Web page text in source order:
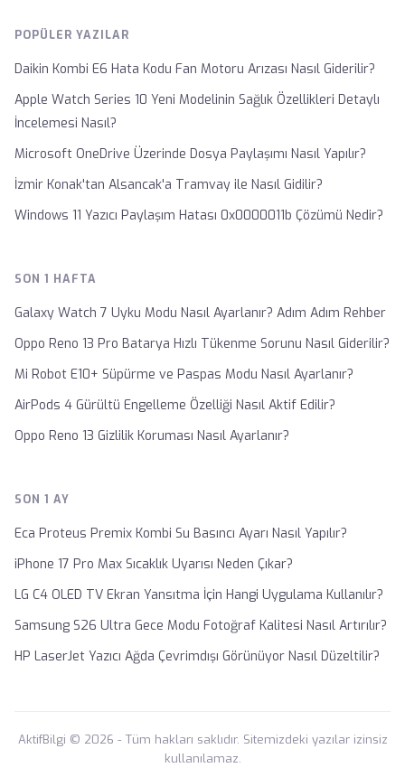
POPÜLER YAZILAR
Daikin Kombi E6 Hata Kodu Fan Motoru Arızası Nasıl Giderilir?
Apple Watch Series 10 Yeni Modelinin Sağlık Özellikleri Detaylı
İncelemesi Nasıl?
Microsoft OneDrive Üzerinde Dosya Paylaşımı Nasıl Yapılır?
İzmir Konak'tan Alsancak'a Tramvay ile Nasıl Gidilir?
Windows 11 Yazıcı Paylaşım Hatası 0x0000011b Çözümü Nedir?
SON 1 HAFTA
Galaxy Watch 7 Uyku Modu Nasıl Ayarlanır? Adım Adım Rehber
Oppo Reno 13 Pro Batarya Hızlı Tükenme Sorunu Nasıl Giderilir?
Mi Robot E10+ Süpürme ve Paspas Modu Nasıl Ayarlanır?
AirPods 4 Gürültü Engelleme Özelliği Nasıl Aktif Edilir?
Oppo Reno 13 Gizlilik Koruması Nasıl Ayarlanır?
SON 1 AY
Eca Proteus Premix Kombi Su Basıncı Ayarı Nasıl Yapılır?
iPhone 17 Pro Max Sıcaklık Uyarısı Neden Çıkar?
LG C4 OLED TV Ekran Yansıtma İçin Hangi Uygulama Kullanılır?
Samsung S26 Ultra Gece Modu Fotoğraf Kalitesi Nasıl Artırılır?
HP LaserJet Yazıcı Ağda Çevrimdışı Görünüyor Nasıl Düzeltilir?
AktifBilgi © 2026 - Tüm hakları saklıdır. Sitemizdeki yazılar izinsiz
kullanılamaz.